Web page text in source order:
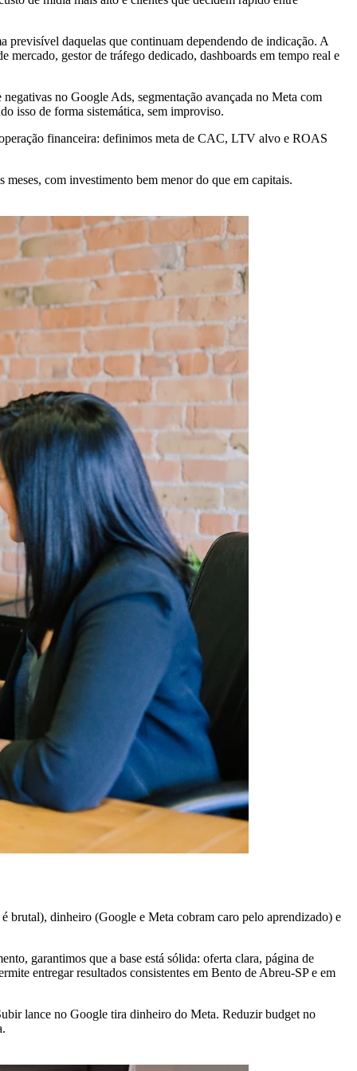
previsível daquelas que continuam dependendo de indicação. A
gestor de tráfego dedicado, dashboards em tempo real e
no Google Ads, segmentação avançada no Meta com
isso de forma sistemática, sem improviso.
financeira: definimos meta de CAC, LTV alvo e ROAS
com investimento bem menor do que em capitais.
brutal), dinheiro (Google e Meta cobram caro pelo aprendizado) e
garantimos que a base está sólida: oferta clara, página de
entregar resultados consistentes em Bento de Abreu-SP e em
lance no Google tira dinheiro do Meta. Reduzir budget no